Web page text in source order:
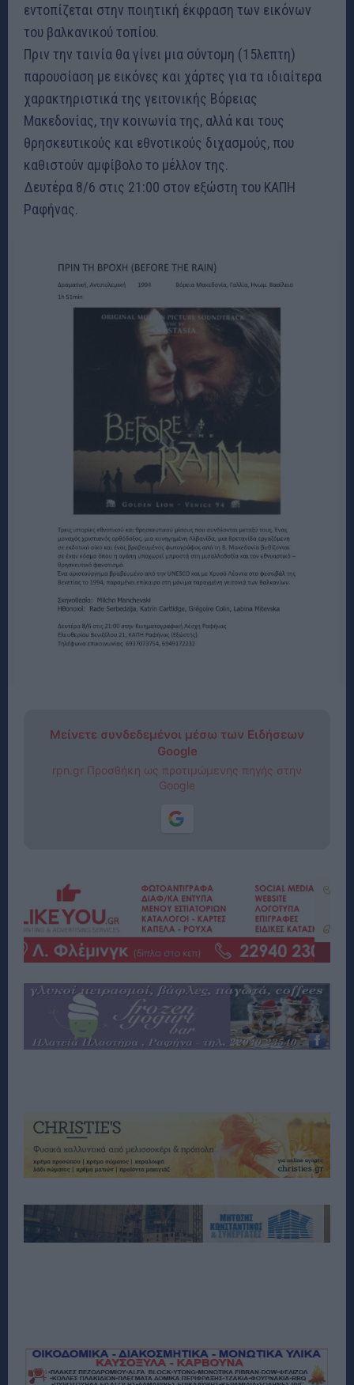
εντοπίζεται στην ποιητική έκφραση των εικόνων
του βαλκανικού τοπίου.
Πριν την ταινία θα γίνει μια σύντομη (15λεπτη)
παρουσίαση με εικόνες και χάρτες για τα ιδιαίτερα
χαρακτηριστικά της γειτονικής Βόρειας
Μακεδονίας, την κοινωνία της, αλλά και τους
θρησκευτικούς και εθνοτικούς διχασμούς, που
καθιστούν αμφίβολο το μέλλον της.
Δευτέρα 8/6 στις 21:00 στον εξώστη του ΚΑΠΗ
Ραφήνας.
Μείνετε συνδεδεμένοι μέσω των Ειδήσεων
Google
rpn.gr Προσθήκη ως προτιμώμενης πηγής στην
Google